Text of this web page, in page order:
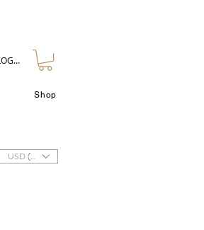
Shop
IN
USD ($)